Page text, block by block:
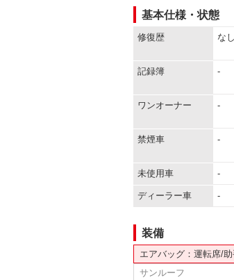
基本仕様・状態
修復歴 なし
記録簿 -
ワンオーナー -
禁煙車 -
未使用車 -
ディーラー車 -
装備
エアバッグ：運転席/
サンルーフ